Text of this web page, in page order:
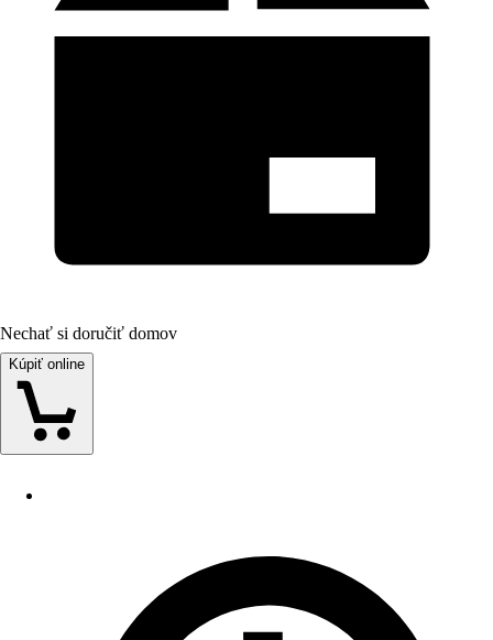
Nechať si doručiť domov
Kúpiť online